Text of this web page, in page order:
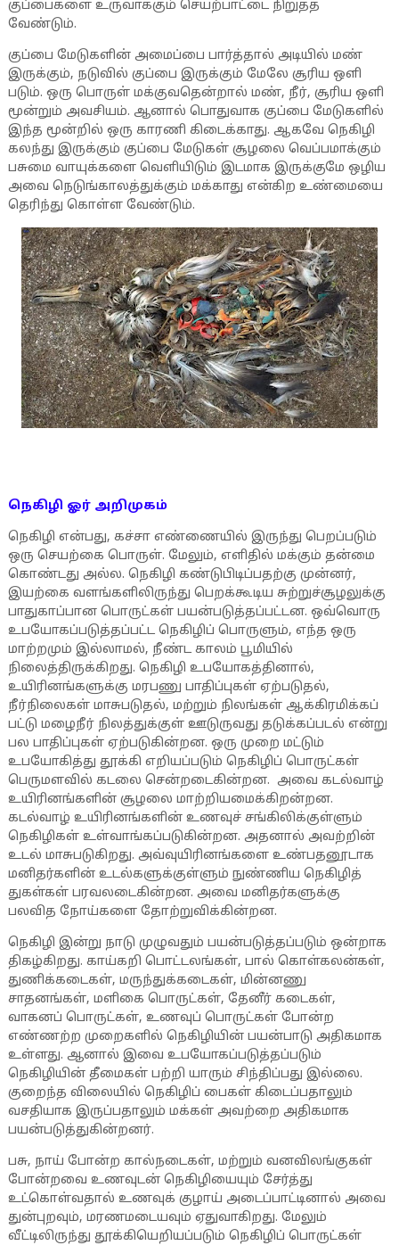
குப்பைகளை உருவாக்கும் செயற்பாட்டை நிறுத்த
வேண்டும்.
குப்பை மேடுகளின் அமைப்பை பார்த்தால் அடியில் மண்
இருக்கும், நடுவில் குப்பை இருக்கும் மேலே சூரிய ஒளி
படும். ஒரு பொருள் மக்குவதென்றால் மண், நீர், சூரிய ஒளி
மூன்றும் அவசியம். ஆனால் பொதுவாக குப்பை மேடுகளில்
இந்த மூன்றில் ஒரு காரணி கிடைக்காது. ஆகவே நெகிழி
கலந்து இருக்கும் குப்பை மேடுகள் சூழலை வெப்பமாக்கும்
பசுமை வாயுக்களை வெளியிடும் இடமாக இருக்குமே ஒழிய
அவை நெடுங்காலத்துக்கும் மக்காது என்கிற உண்மையை
தெரிந்து கொள்ள வேண்டும்.
நெகிழி ஓர் அறிமுகம்
நெகிழி என்பது, கச்சா எண்ணையில் இருந்து பெறப்படும்
ஒரு செயற்கை பொருள். மேலும், எளிதில் மக்கும் தன்மை
கொண்டது அல்ல. நெகிழி கண்டுபிடிப்பதற்கு முன்னர்,
இயற்கை வளங்களிலிருந்து பெறக்கூடிய சுற்றுச்சூழலுக்கு
பாதுகாப்பான பொருட்கள் பயன்படுத்தப்பட்டன. ஒவ்வொரு
உபயோகப்படுத்தப்பட்ட நெகிழிப் பொருளும், எந்த ஒரு
மாற்றமும் இல்லாமல், நீண்ட காலம் பூமியில்
நிலைத்திருக்கிறது. நெகிழி உபயோகத்தினால்,
உயிரினங்களுக்கு மரபணு பாதிப்புகள் ஏற்படுதல்,
நீர்நிலைகள் மாசுபடுதல், மற்றும் நிலங்கள் ஆக்கிரமிக்கப்
பட்டு மழைநீர் நிலத்துக்குள் ஊடுருவது தடுக்கப்படல் என்று
பல பாதிப்புகள் ஏற்படுகின்றன. ஒரு முறை மட்டும்
உபயோகித்து தூக்கி எறியப்படும் நெகிழிப் பொருட்கள்
பெருமளவில் கடலை சென்றடைகின்றன. அவை கடல்வாழ்
உயிரினங்களின் சூழலை மாற்றியமைக்கிறன்றன.
கடல்வாழ் உயிரினங்களின் உணவுச் சங்கிலிக்குள்ளும்
நெகிழிகள் உள்வாங்கப்படுகின்றன. அதனால் அவற்றின்
உடல் மாசுபடுகிறது. அவ்வுயிரினங்களை உண்பதனூடாக
மனிதர்களின் உடல்களுக்குள்ளும் நுண்ணிய நெகிழித்
துகள்கள் பரவலடைகின்றன. அவை மனிதர்களுக்கு
பலவித நோய்களை தோற்றுவிக்கின்றன.
நெகிழி இன்று நாடு முழுவதும் பயன்படுத்தப்படும் ஒன்றாக
திகழ்கிறது. காய்கறி பொட்டலங்கள், பால் கொள்கலன்கள்,
துணிக்கடைகள், மருந்துக்கடைகள், மின்னணு
சாதனங்கள், மளிகை பொருட்கள், தேனீர் கடைகள்,
வாகனப் பொருட்கள், உணவுப் பொருட்கள் போன்ற
எண்ணற்ற முறைகளில் நெகிழியின் பயன்பாடு அதிகமாக
உள்ளது. ஆனால் இவை உபயோகப்படுத்தப்படும்
நெகிழியின் தீமைகள் பற்றி யாரும் சிந்திப்பது இல்லை.
குறைந்த விலையில் நெகிழிப் பைகள் கிடைப்பதாலும்
வசதியாக இருப்பதாலும் மக்கள் அவற்றை அதிகமாக
பயன்படுத்துகின்றனர்.
பசு, நாய் போன்ற கால்நடைகள், மற்றும் வனவிலங்குகள்
போன்றவை உணவுடன் நெகிழியையும் சேர்த்து
உட்கொள்வதால் உணவுக் குழாய் அடைப்பாட்டினால் அவை
துன்புறவும், மரணமடையவும் ஏதுவாகிறது. மேலும்
வீட்டிலிருந்து தூக்கியெறியப்படும் நெகிழிப் பொருட்கள்